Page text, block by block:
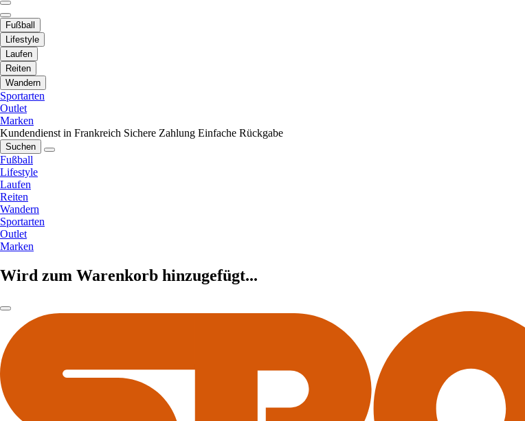
Fußball
Lifestyle
Laufen
Reiten
Wandern
Sportarten
Outlet
Marken
Kundendienst in Frankreich Sichere Zahlung Einfache Rückgabe
Suchen
Fußball
Lifestyle
Laufen
Reiten
Wandern
Sportarten
Outlet
Marken
Wird zum Warenkorb hinzugefügt...